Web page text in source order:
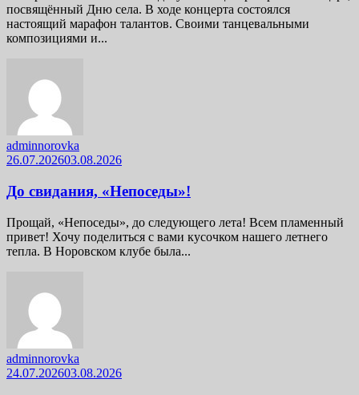
посвящённый Дню села. В ходе концерта состоялся
настоящий марафон талантов. Своими танцевальными
композициями и...
adminnorovka
26.07.202603.08.2026
До свидания, «Непоседы»!
Прощай, «Непоседы», до следующего лета! Всем пламенный
привет! Хочу поделиться с вами кусочком нашего летнего
тепла. В Норовском клубе была...
adminnorovka
24.07.202603.08.2026